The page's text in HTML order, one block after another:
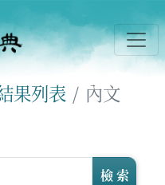
果列表 內文
檢 索